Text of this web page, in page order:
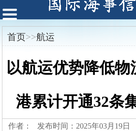
首页>>航运
以航运优势降低物
港累计开通32条
作者： 发布时间：2025年03月19